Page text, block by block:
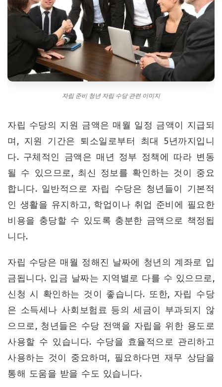
자립 준비 청년 자립 수당 관련 이미지
자립 수당의 지원 금액은 매월 일정 금액이 지급되
며, 지원 기간은 퇴소일로부터 최대 5년까지입니
다. 구체적인 금액은 매년 정부 정책에 따라 변동
될 수 있으므로, 최신 정보를 확인하는 것이 중요
합니다. 일반적으로 자립 수당은 청년들이 기본적
인 생활을 유지하고, 학업이나 취업 준비에 필요한
비용을 충당할 수 있도록 충분한 금액으로 책정됩
니다.
자립 수당은 매월 정해진 날짜에 청년의 계좌로 입
금됩니다. 입금 날짜는 지역별로 다를 수 있으므로,
신청 시 확인하는 것이 좋습니다. 또한, 자립 수당
은 소득세나 사회보험료 등의 세금이 부과되지 않
으므로, 청년들은 수당 전액을 자립을 위한 용도로
사용할 수 있습니다. 수당을 효율적으로 관리하고
사용하는 것이 중요하며, 필요하다면 재무 상담을
통해 도움을 받을 수도 있습니다.